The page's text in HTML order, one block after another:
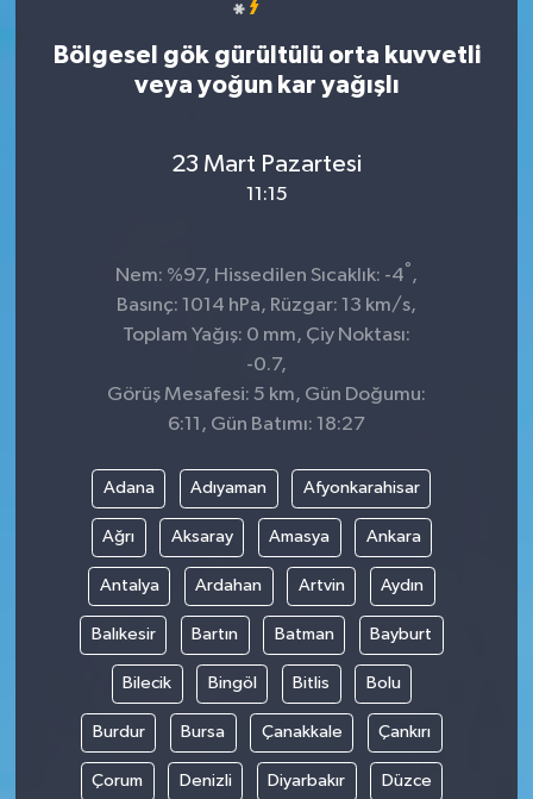
Bölgesel gök gürültülü orta kuvvetli
veya yoğun kar yağışlı
23 Mart Pazartesi
11:15
Nem: %97, Hissedilen Sıcaklık: -4° ,
Basınç: 1014 hPa, Rüzgar: 13 km/s,
Toplam Yağış: 0 mm, Çiy Noktası:
-0.7,
Görüş Mesafesi: 5 km, Gün Doğumu:
6:11, Gün Batımı: 18:27
Adana Adıyaman Afyonkarahisar
Ağrı Aksaray Amasya Ankara
Antalya Ardahan Artvin Aydın
Balıkesir Bartın Batman Bayburt
Bilecik Bingöl Bitlis Bolu
Burdur Bursa Çanakkale Çankırı
Çorum Denizli Diyarbakır Düzce